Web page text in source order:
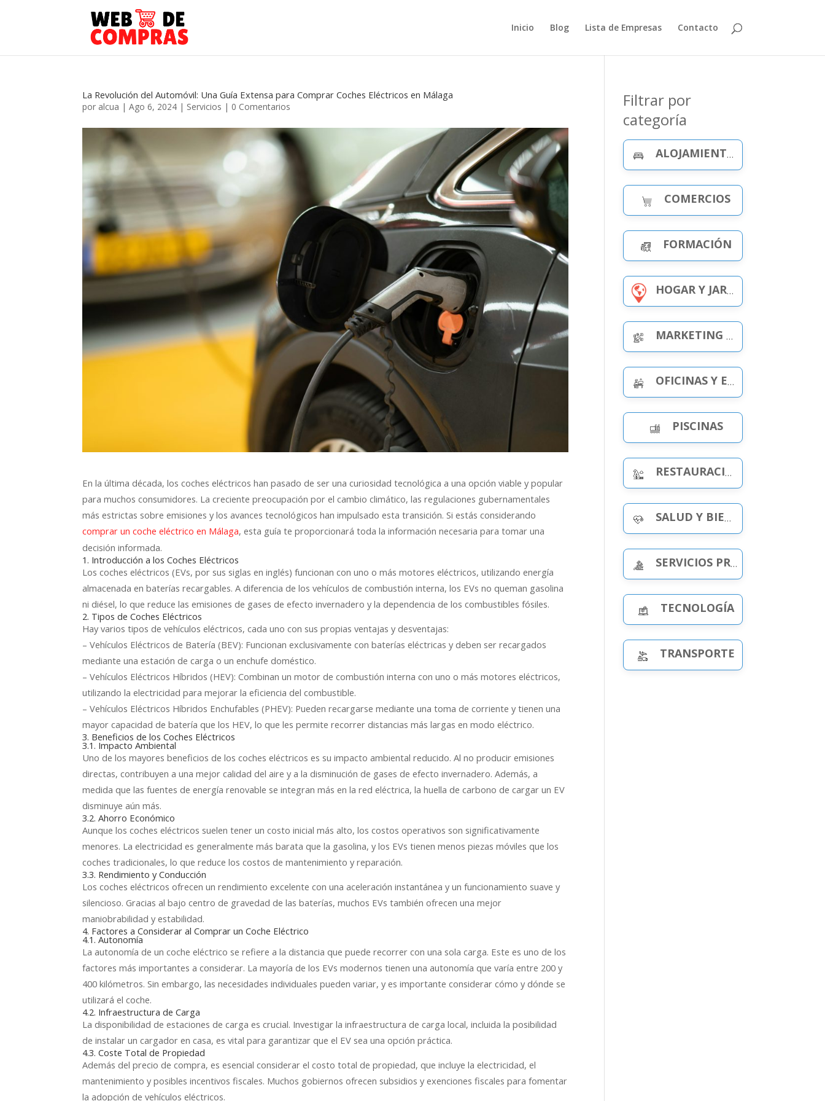
Inicio Blog Lista de Empresas Contacto
La Revolución del Automóvil: Una Guía Extensa para Comprar Coches Eléctricos en Málaga
por alcua |Ago 6, 2024 | Servicios | 0 Comentarios
En la última década, los coches eléctricos han pasado de ser una curiosidad tecnológica a una opción viable y popular
para muchos consumidores. La creciente preocupación por el cambio climático, las regulaciones gubernamentales
más estrictas sobre emisiones y los avances tecnológicos han impulsado esta transición. Si estás considerando
comprar un coche eléctrico en Málaga, esta guía te proporcionará toda la información necesaria para tomar una
decisión informada.
1. Introducción a los Coches Eléctricos
Los coches eléctricos (EVs, por sus siglas en inglés) funcionan con uno o más motores eléctricos, utilizando energía
almacenada en baterías recargables. A diferencia de los vehículos de combustión interna, los EVs no queman gasolina
ni diésel, lo que reduce las emisiones de gases de efecto invernadero y la dependencia de los combustibles fósiles.
2. Tipos de Coches Eléctricos
Hay varios tipos de vehículos eléctricos, cada uno con sus propias ventajas y desventajas:
– Vehículos Eléctricos de Batería (BEV): Funcionan exclusivamente con baterías eléctricas y deben ser recargados
mediante una estación de carga o un enchufe doméstico.
– Vehículos Eléctricos Híbridos (HEV): Combinan un motor de combustión interna con uno o más motores eléctricos,
utilizando la electricidad para mejorar la eficiencia del combustible.
– Vehículos Eléctricos Híbridos Enchufables (PHEV): Pueden recargarse mediante una toma de corriente y tienen una
mayor capacidad de batería que los HEV, lo que les permite recorrer distancias más largas en modo eléctrico.
3. Beneficios de los Coches Eléctricos
3.1. Impacto Ambiental
Uno de los mayores beneficios de los coches eléctricos es su impacto ambiental reducido. Al no producir emisiones
directas, contribuyen a una mejor calidad del aire y a la disminución de gases de efecto invernadero. Además, a
medida que las fuentes de energía renovable se integran más en la red eléctrica, la huella de carbono de cargar un EV
disminuye aún más.
3.2. Ahorro Económico
Aunque los coches eléctricos suelen tener un costo inicial más alto, los costos operativos son significativamente
menores. La electricidad es generalmente más barata que la gasolina, y los EVs tienen menos piezas móviles que los
coches tradicionales, lo que reduce los costos de mantenimiento y reparación.
3.3. Rendimiento y Conducción
Los coches eléctricos ofrecen un rendimiento excelente con una aceleración instantánea y un funcionamiento suave y
silencioso. Gracias al bajo centro de gravedad de las baterías, muchos EVs también ofrecen una mejor
maniobrabilidad y estabilidad.
4. Factores a Considerar al Comprar un Coche Eléctrico
4.1. Autonomía
La autonomía de un coche eléctrico se refiere a la distancia que puede recorrer con una sola carga. Este es uno de los
factores más importantes a considerar. La mayoría de los EVs modernos tienen una autonomía que varía entre 200 y
400 kilómetros. Sin embargo, las necesidades individuales pueden variar, y es importante considerar cómo y dónde se
utilizará el coche.
4.2. Infraestructura de Carga
La disponibilidad de estaciones de carga es crucial. Investigar la infraestructura de carga local, incluida la posibilidad
de instalar un cargador en casa, es vital para garantizar que el EV sea una opción práctica.
4.3. Coste Total de Propiedad
Además del precio de compra, es esencial considerar el costo total de propiedad, que incluye la electricidad, el
mantenimiento y posibles incentivos fiscales. Muchos gobiernos ofrecen subsidios y exenciones fiscales para fomentar
la adopción de vehículos eléctricos.
Filtrar por
categoría
ALOJAMIENTO Y CELEBRACIONES
COMERCIOS
FORMACIÓN
HOGAR Y JARDÍN
MARKETING Y PUBLICIDAD
OFICINAS Y ESPACIOS DE TRABAJO
PISCINAS
RESTAURACIÓN Y OCIO
SALUD Y BIENESTAR
SERVICIOS PROFESIONALES
TECNOLOGÍA
TRANSPORTE